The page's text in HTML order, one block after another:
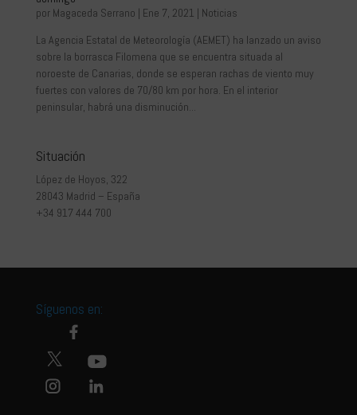
por Magaceda Serrano | Ene 7, 2021 | Noticias
La Agencia Estatal de Meteorología (AEMET) ha lanzado un aviso
sobre la borrasca Filomena que se encuentra situada al
noroeste de Canarias, donde se esperan rachas de viento muy
fuertes con valores de 70/80 km por hora. En el interior
peninsular, habrá una disminución...
Situación
López de Hoyos, 322
28043 Madrid – España
+34 917 444 700
Síguenos en: